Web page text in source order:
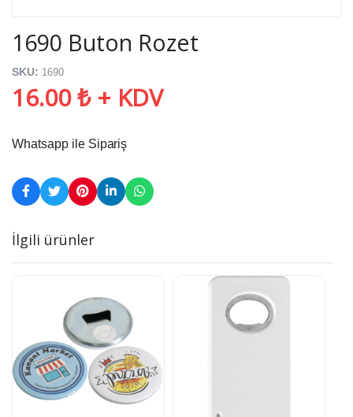
1690 Buton Rozet
SKU: 1690
16.00 ₺ + KDV
Whatsapp ile Sipariş
İlgili ürünler